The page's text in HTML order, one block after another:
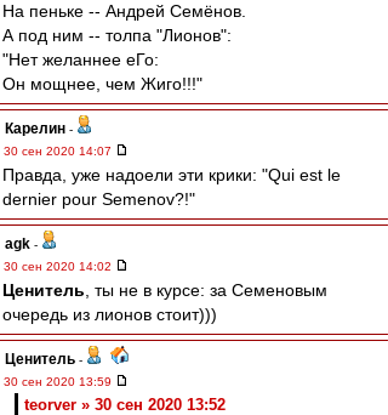
На пеньке -- Андрей Семёнов.
А под ним -- толпа "Лионов":
"Нет желаннее еГо:
Он мощнее, чем Жиго!!!"
Карелин -
30 сен 2020 14:07
Правда, уже надоели эти крики: "Qui est le
dernier pour Semenov?!"
agk -
30 сен 2020 14:02
Ценитель , ты не в курсе: за Семеновым
очередь из лионов стоит)))
Ценитель -
30 сен 2020 13:59
teorver » 30 сен 2020 13:52